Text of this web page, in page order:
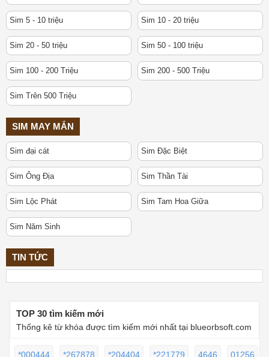
Sim 5 - 10 triệu Sim 10 - 20 triệu
Sim 20 - 50 triệu Sim 50 - 100 triệu
Sim 100 - 200 Triệu Sim 200 - 500 Triệu
Sim Trên 500 Triệu
SIM MAY MẮN
Sim đại cát Sim Đặc Biệt
Sim Ông Địa Sim Thần Tài
Sim Lộc Phát Sim Tam Hoa Giữa
Sim Năm Sinh
TIN TỨC
TOP 30 tìm kiếm mới
Thống kê từ khóa được tìm kiếm mới nhất tại blueorbsoft.com
*000444 *267878 *204404 *221779 4646 01256